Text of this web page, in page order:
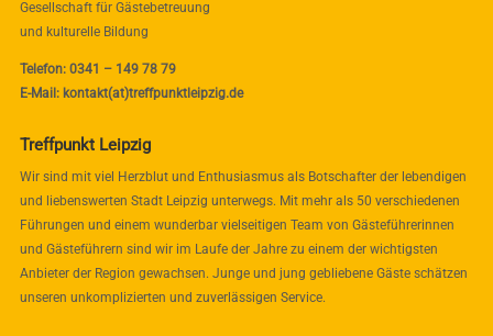
Gesellschaft für Gästebetreuung
und kulturelle Bildung
Telefon: 0341 – 149 78 79
E-Mail: kontakt(at)treffpunktleipzig.de
Treffpunkt Leipzig
Wir sind mit viel Herzblut und Enthusiasmus als Botschafter der lebendigen
und liebenswerten Stadt Leipzig unterwegs. Mit mehr als 50 verschiedenen
Führungen und einem wunderbar vielseitigen Team von Gästeführerinnen
und Gästeführern sind wir im Laufe der Jahre zu einem der wichtigsten
Anbieter der Region gewachsen. Junge und jung gebliebene Gäste schätzen
unseren unkomplizierten und zuverlässigen Service.